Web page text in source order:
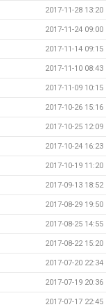
2017-11-28 13:20
2017-11-24 09:00
2017-11-14 09:15
2017-11-10 08:43
2017-11-09 10:15
2017-10-26 15:16
2017-10-25 12:09
2017-10-24 16:23
2017-10-19 11:20
2017-09-13 18:52
2017-08-29 19:50
2017-08-25 14:55
2017-08-22 15:20
2017-07-20 22:34
2017-07-19 20:36
2017-07-17 22:45